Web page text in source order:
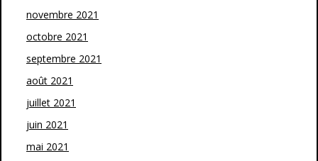
novembre 2021
octobre 2021
septembre 2021
août 2021
juillet 2021
juin 2021
mai 2021